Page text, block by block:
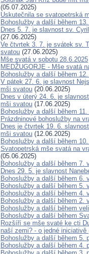
(05.07.2025)
Uskutečnila se svatopetrská
Bohoslužby a další během
Dnes 5. 7. je slavnost sv.
(27.06.2025)
Ve čtvrtek 3. 7. je svátek sv.
svatou (27.06.2025)
Mše svatá v sobotu 28.6.2025
MEDŽUGORJE - Mše svatá
Bohoslužby a další během
V pátek 27. 6. je slavnost
mši svatou (20.06.2025)
Dnes v úterý 24. 6. je
mši svatou (17.06.2025)
Bohoslužby a další během
Prázdninové bohoslužby na
Dnes je čtvrtek 19. 6.
mši svatou (12.06.2025)
Bohoslužby a další během
Svatopetrská mše svatá na
(05.06.2025)
Bohoslužby a další během 7.
Dnes 29. 5. je slavnost
Bohoslužby a další během 6.
Bohoslužby a další během 5.
Bohoslužby a další během 4.
Bohoslužby a další během 2.
Bohoslužby a další během
Bohoslužby a další během
Rozšíří se mše svaté ke cti
naší zemi? - o jedné iniciativě
Bohoslužby a další během 5.
Bohoslužby a další během 4.